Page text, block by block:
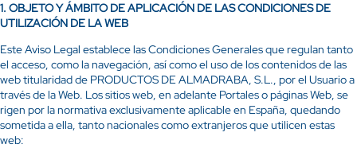
1. OBJETO Y ÁMBITO DE APLICACIÓN DE LAS CONDICIONES DE
UTILIZACIÓN DE LA WEB
Este Aviso Legal establece las Condiciones Generales que regulan tanto
el acceso, como la navegación, así como el uso de los contenidos de las
web titularidad de PRODUCTOS DE ALMADRABA, S.L., por el Usuario a
través de la Web. Los sitios web, en adelante Portales o páginas Web, se
rigen por la normativa exclusivamente aplicable en España, quedando
sometida a ella, tanto nacionales como extranjeros que utilicen estas
web: